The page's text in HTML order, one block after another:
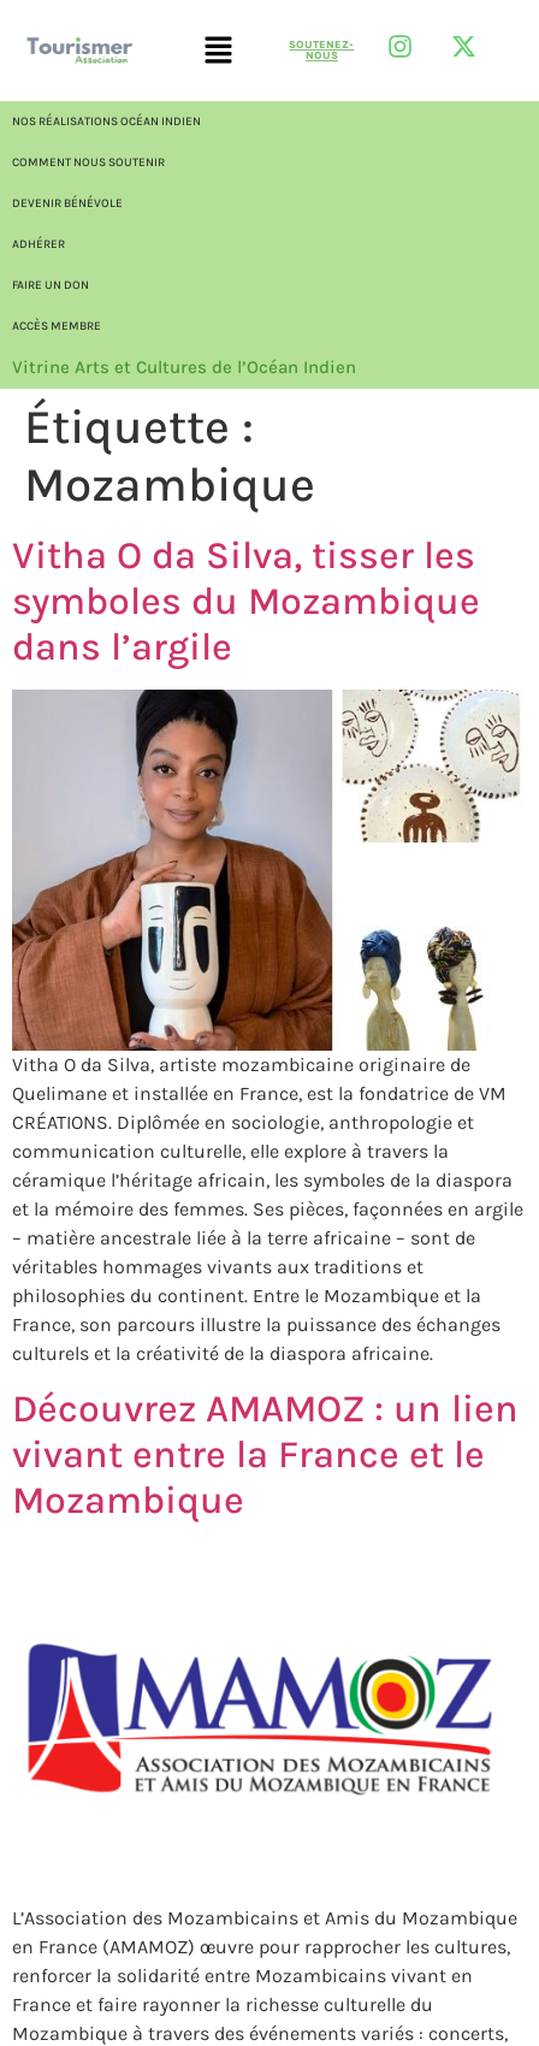
SOUTENEZ-
NOUS
NOS RÉALISATIONS OCÉAN INDIEN
COMMENT NOUS SOUTENIR
DEVENIR BÉNÉVOLE
ADHÉRER
FAIRE UN DON
ACCÈS MEMBRE
Vitrine Arts et Cultures de l’Océan Indien
Étiquette :
Mozambique
Vitha O da Silva, tisser les
symboles du Mozambique
dans l’argile
Vitha O da Silva, artiste mozambicaine originaire de
Quelimane et installée en France, est la fondatrice de VM
CRÉATIONS. Diplômée en sociologie, anthropologie et
communication culturelle, elle explore à travers la
céramique l’héritage africain, les symboles de la diaspora
et la mémoire des femmes. Ses pièces, façonnées en argile
– matière ancestrale liée à la terre africaine – sont de
véritables hommages vivants aux traditions et
philosophies du continent. Entre le Mozambique et la
France, son parcours illustre la puissance des échanges
culturels et la créativité de la diaspora africaine.
Découvrez AMAMOZ : un lien
vivant entre la France et le
Mozambique
L’Association des Mozambicains et Amis du Mozambique
en France (AMAMOZ) œuvre pour rapprocher les cultures,
renforcer la solidarité entre Mozambicains vivant en
France et faire rayonner la richesse culturelle du
Mozambique à travers des événements variés : concerts,